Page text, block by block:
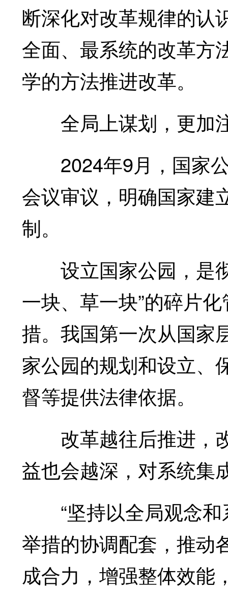
断深化对改革规律的认
全面、最系统的改革方
学的方法推进改革。
全局上谋划，更加
2024年9月，国家公
会议审议，明确国家建
制。
设立国家公园，是彻
一块、草一块”的碎片
措。我国第一次从国家
家公园的规划和设立、
督等提供法律依据。
改革越往后推进，
益也会越深，对系统集
“坚持以全局观念和
举措的协调配套，推动
成合力，增强整体效能